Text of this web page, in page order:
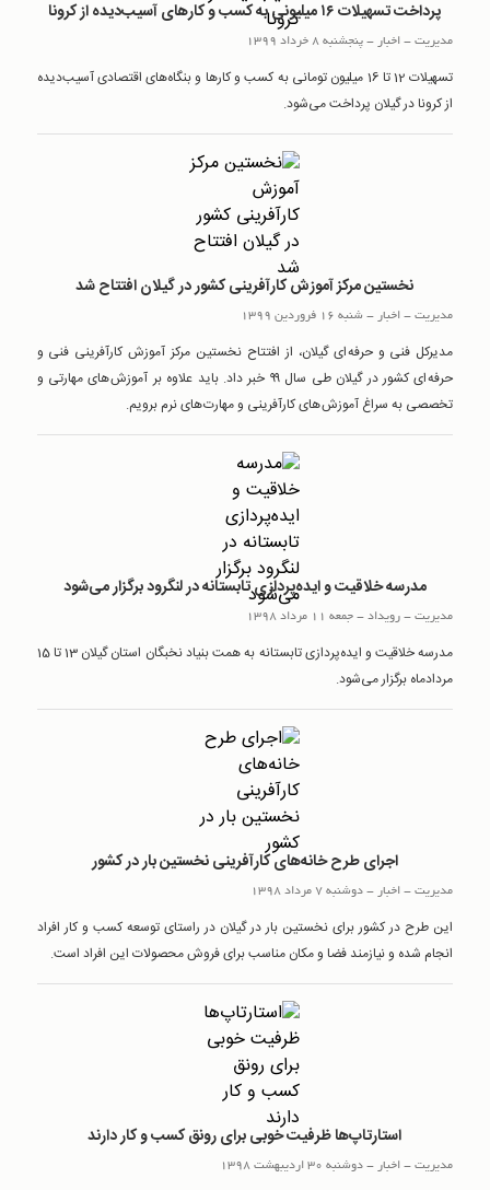
پرداخت تسهیلات ۱۶ میلیونی به کسب و کارهای آسیب‌دیده از کرونا
مدیریت-اخبار -پنجشنبه 8 خرداد 1399
تسهیلات 12 تا 16 میلیون تومانی به کسب و کارها و بنگاه‌های اقتصادی آسیب‌دیده
از کرونا در گیلان پرداخت می‌شود.
نخستین مرکز آموزش کارآفرینی کشور در گیلان افتتاح شد
مدیریت-اخبار - شنبه 16 فروردین 1399
مدیرکل فنی و حرفه ای گیلان، از افتتاح نخستین مرکز آموزش کارآفرینی فنی و
حرفه ای کشور در گیلان طی سال ۹۹ خبر داد. باید علاوه بر آموزش های مهارتی و
تخصصی به سراغ آموزش های کارآفرینی و مهارت های نرم برویم.
مدرسه خلاقیت و ایده‌پردازی تابستانه در لنگرود برگزار می‌شود
مدیریت-رويداد-جمعه 11 مرداد 1398
مدرسه خلاقیت و ایده‌پردازی تابستانه به همت بنیاد نخبگان استان گیلان 13 تا 15
مردادماه برگزار می‌شود.
اجرای طرح خانه‌های کارآفرینی نخستین بار در کشور
مدیریت-اخبار -دوشنبه 7 مرداد 1398
این طرح در کشور برای نخستین بار در گیلان در راستای توسعه کسب و کار افراد
انجام شده و نیازمند فضا و مکان مناسب برای فروش محصولات این افراد است.
استارتاپ‌ها ظرفیت خوبی برای رونق کسب و کار دارند
مدیریت-اخبار -دوشنبه 30 اردیبهشت 1398